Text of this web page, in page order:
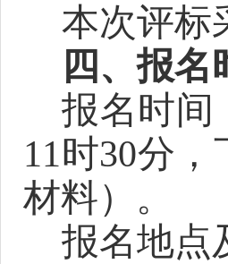
本次评标
四、报
报名时间
11时30分，
材料）。
报名地点